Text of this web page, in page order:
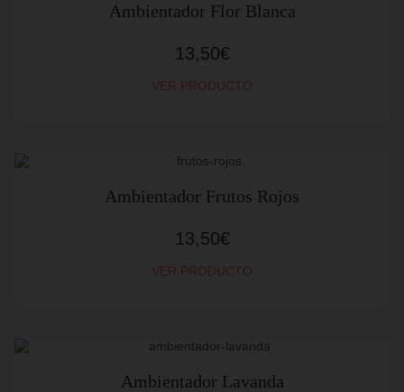
Ambientador Flor Blanca
13,50€
VER PRODUCTO
Ambientador Frutos Rojos
13,50€
VER PRODUCTO
Ambientador Lavanda